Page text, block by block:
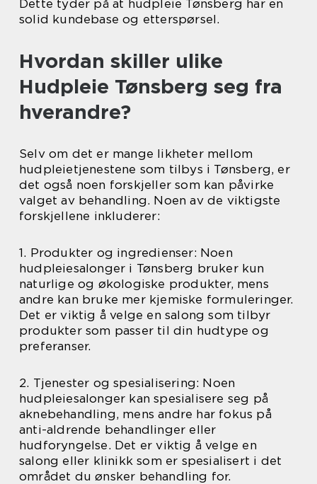
Dette tyder på at hudpleie Tønsberg har en
solid kundebase og etterspørsel.
Hvordan skiller ulike
Hudpleie Tønsberg seg fra
hverandre?
Selv om det er mange likheter mellom
hudpleietjenestene som tilbys i Tønsberg, er
det også noen forskjeller som kan påvirke
valget av behandling. Noen av de viktigste
forskjellene inkluderer:
1. Produkter og ingredienser: Noen
hudpleiesalonger i Tønsberg bruker kun
naturlige og økologiske produkter, mens
andre kan bruke mer kjemiske formuleringer.
Det er viktig å velge en salong som tilbyr
produkter som passer til din hudtype og
preferanser.
2. Tjenester og spesialisering: Noen
hudpleiesalonger kan spesialisere seg på
aknebehandling, mens andre har fokus på
anti-aldrende behandlinger eller
hudforyngelse. Det er viktig å velge en
salong eller klinikk som er spesialisert i det
området du ønsker behandling for.